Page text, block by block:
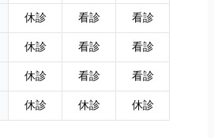
休診 看診
看診
休診 看診
看診
休診 看診
看診
休診 休診 休診